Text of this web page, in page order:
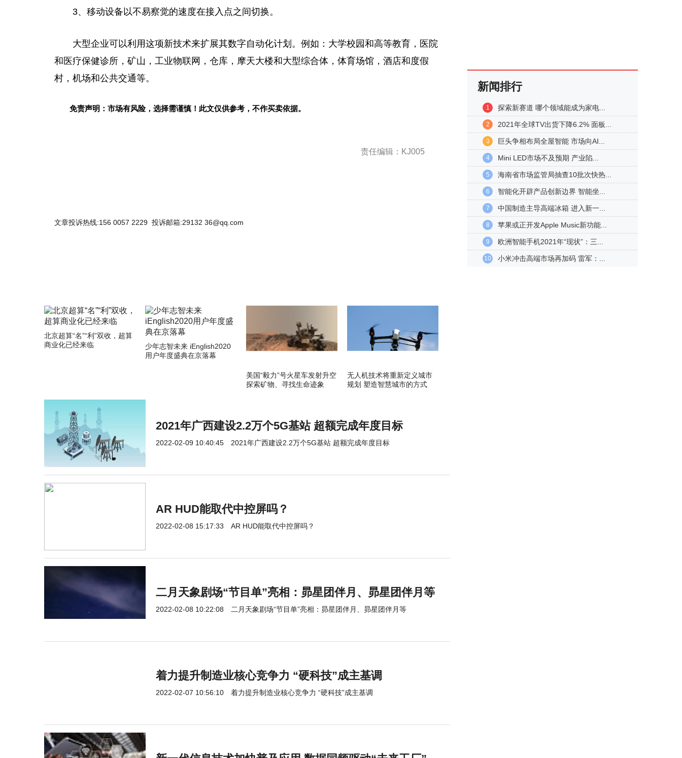
3、移动设备以不易察觉的速度在接入点之间切换。
大型企业可以利用这项新技术来扩展其数字自动化计划。例如：大学校园和高等教育，医院
和医疗保健诊所，矿山，工业物联网，仓库，摩天大楼和大型综合体，体育场馆，酒店和度假
村，机场和公共交通等。
免责声明：市场有风险，选择需谨慎！此文仅供参考，不作买卖依据。
责任编辑：KJ005
文章投诉热线:156 0057 2229 投诉邮箱:29132 36@qq.com
北京超算“名”“利”双收，超算
商业化已经来临
少年志智未来 iEnglish2020
用户年度盛典在京落幕
美国“毅力”号火星车发射升空
探索矿物、寻找生命迹象
无人机技术将重新定义城市
规划 塑造智慧城市的方式
2021年广西建设2.2万个5G基站 超额完成年度目标
2022-02-09 10:40:45 2021年广西建设2.2万个5G基站 超额完成年度目标
AR HUD能取代中控屏吗？
2022-02-08 15:17:33 AR HUD能取代中控屏吗？
二月天象剧场“节目单”亮相：昴星团伴月、昴星团伴月等
2022-02-08 10:22:08 二月天象剧场“节目单”亮相：昴星团伴月、昴星团伴月等
着力提升制造业核心竞争力 “硬科技”成主基调
2022-02-07 10:56:10 着力提升制造业核心竞争力 “硬科技”成主基调
新闻排行
1 探索新赛道 哪个领域能成为家电...
2 2021年全球TV出货下降6.2% 面板...
3 巨头争相布局全屋智能 市场向AI...
4 Mini LED市场不及预期 产业陷...
5 海南省市场监管局抽查10批次快热...
6 智能化开辟产品创新边界 智能坐...
7 中国制造主导高端冰箱 进入新一...
8 苹果或正开发Apple Music新功能...
9 欧洲智能手机2021年“现状”：三...
10 小米冲击高端市场再加码 雷军：...